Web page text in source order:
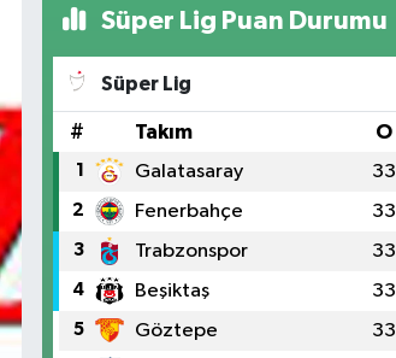
Süper Lig Puan Durumu
Süper Lig
# Takım O
1 Galatasaray 33
2 Fenerbahçe 33
3 Trabzonspor 33
4 Beşiktaş 33
5 Göztepe 33